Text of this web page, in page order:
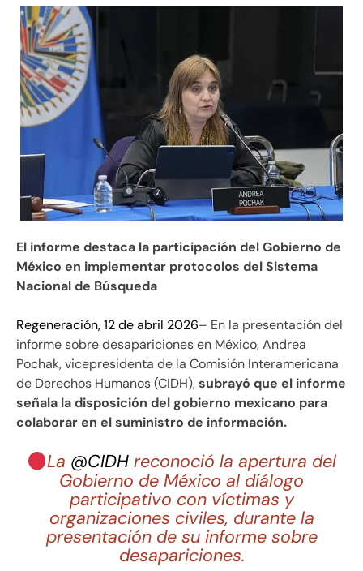
El informe destaca la participación del Gobierno de
México en implementar protocolos del Sistema
Nacional de Búsqueda
Regeneración, 12 de abril 2026– En la presentación del
informe sobre desapariciones en México, Andrea
Pochak, vicepresidenta de la Comisión Interamericana
de Derechos Humanos (CIDH),subrayó que el informe
señala la disposición del gobierno mexicano para
colaborar en el suministro de información.
La @CIDHreconoció la apertura del
Gobierno de México al diálogo
participativo con víctimas y
organizaciones civiles, durante la
presentación de su informe sobre
desapariciones.